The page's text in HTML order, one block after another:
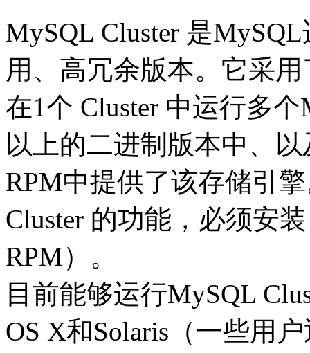
MySQL Cluster 是
用、高冗余版本。它采
在1个 Cluster 中运行多
以上的二进制版本中、
RPM中提供了该存储引
Cluster 的功能，必须安
RPM）。
目前能够运行MySQL
OS X和Solaris（一些用